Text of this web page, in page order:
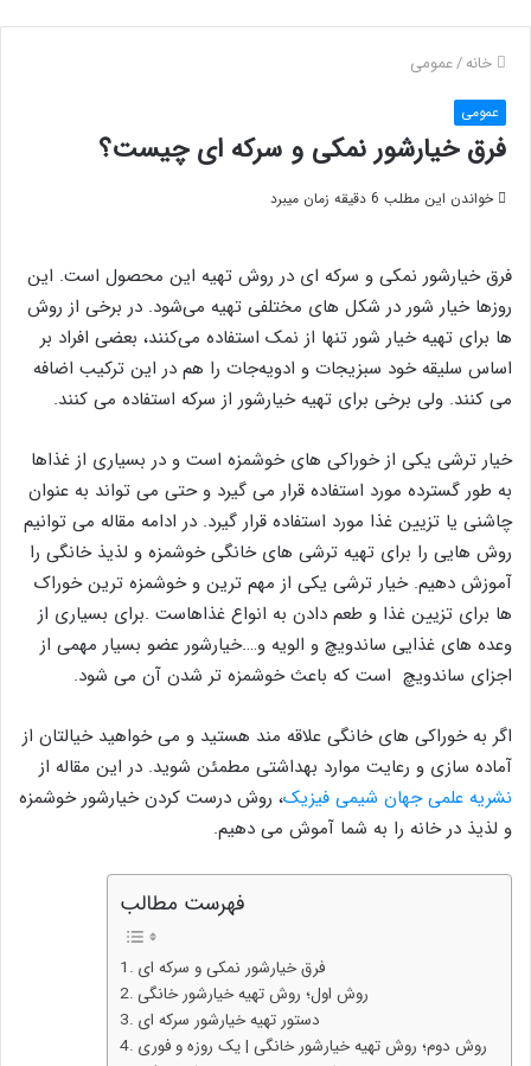
خانه/عمومی
عمومی
فرق خیارشور نمکی و سرکه ای چیست؟
خواندن این مطلب 6 دقیقه زمان میبرد
فرق خیارشور نمکی و سرکه ای در روش تهیه این محصول است. این
روزها خیار شور در شکل های مختلفی تهیه می‌شود. در برخی از روش
ها برای تهیه خیار شور تنها از نمک استفاده می‌کنند، بعضی افراد بر
اساس سلیقه خود سبزیجات و ادویه‌جات را هم در این ترکیب اضافه
می کنند. ولی برخی برای تهیه خیارشور از سرکه استفاده می کنند.
خیار ترشی یکی از خوراکی های خوشمزه است و در بسیاری از غذاها
به طور گسترده مورد استفاده قرار می گیرد و حتی می تواند به عنوان
چاشنی یا تزیین غذا مورد استفاده قرار گیرد. در ادامه مقاله می توانیم
روش هایی را برای تهیه ترشی های خانگی خوشمزه و لذیذ خانگی را
آموزش دهیم. خیار ترشی یکی از مهم ترین و خوشمزه ترین خوراک
ها برای تزیین غذا و طعم دادن به انواع غذاهاست .برای بسیاری از
وعده های غذایی ساندویچ و الویه و….خیارشور عضو بسیار مهمی از
اجزای ساندویچ است که باعث خوشمزه تر شدن آن می شود.
اگر به خوراکی های خانگی علاقه مند هستید و می خواهید خیالتان از
آماده سازی و رعایت موارد بهداشتی مطمئن شوید. در این مقاله از
نشریه علمی جهان شیمی فیزیک، روش درست کردن خیارشور خوشمزه
و لذیذ در خانه را به شما آموش می دهیم.
فهرست مطالب
فرق خیارشور نمکی و سرکه ای
روش اول؛ روش تهیه خیارشور خانگی
دستور تهیه خیارشور سرکه ای
روش دوم؛ روش تهیه خیارشور خانگی | یک روزه و فوری